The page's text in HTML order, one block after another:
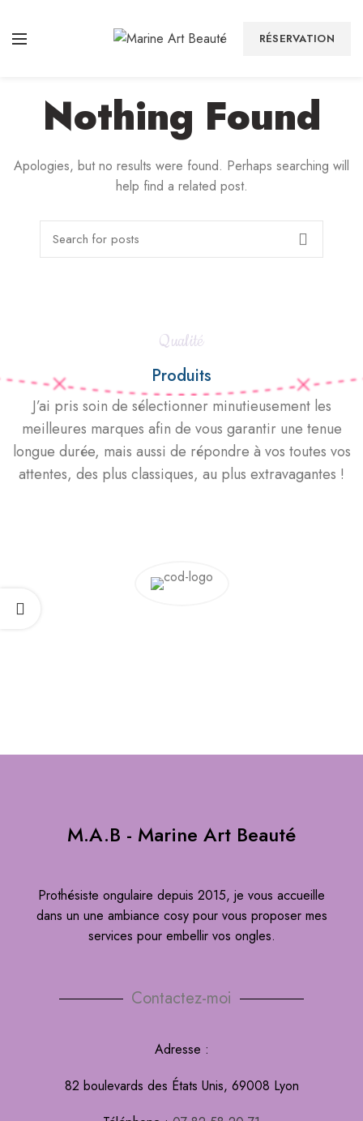
RÉSERVATION
Nothing Found
Apologies, but no results were found. Perhaps searching will
help find a related post.
Qualité
Produits
J’ai pris soin de sélectionner minutieusement les
meilleures marques afin de vous garantir une tenue
longue durée, mais aussi de répondre à vos toutes vos
attentes, des plus classiques, au plus extravagantes !
M.A.B - Marine Art Beauté
Prothésiste ongulaire depuis 2015, je vous accueille
dans un une ambiance cosy pour vous proposer mes
services pour embellir vos ongles.
Contactez-moi
Adresse :
82 boulevards des États Unis, 69008 Lyon